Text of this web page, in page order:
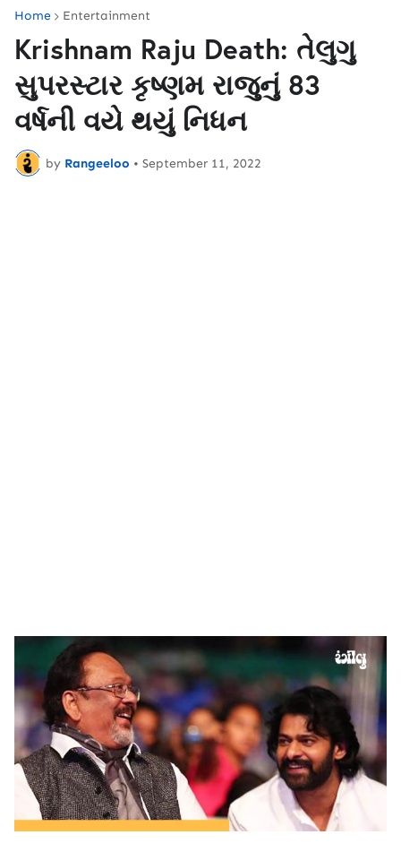
Home Entertainment
Krishnam Raju Death: તેલુગુ
સુપરસ્ટાર કૃષ્ણમ રાજુનું 83
વર્ષની વયે થયું નિધન
by Rangeeloo • September 11, 2022